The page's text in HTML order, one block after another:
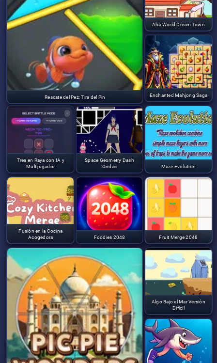
Rescate del Pez: Tira del Pin
Aha World Dream Town
Enchanted Mahjong Saga
Tres en Raya con IA y
Multijugador
Space Geometry Dash
Ondas
Maze Evolution
Fusión en la Cocina
Acogedora
Foodies 2048 Fruit Merge 2048
Algo Bajo el Mar Versión
Difícil